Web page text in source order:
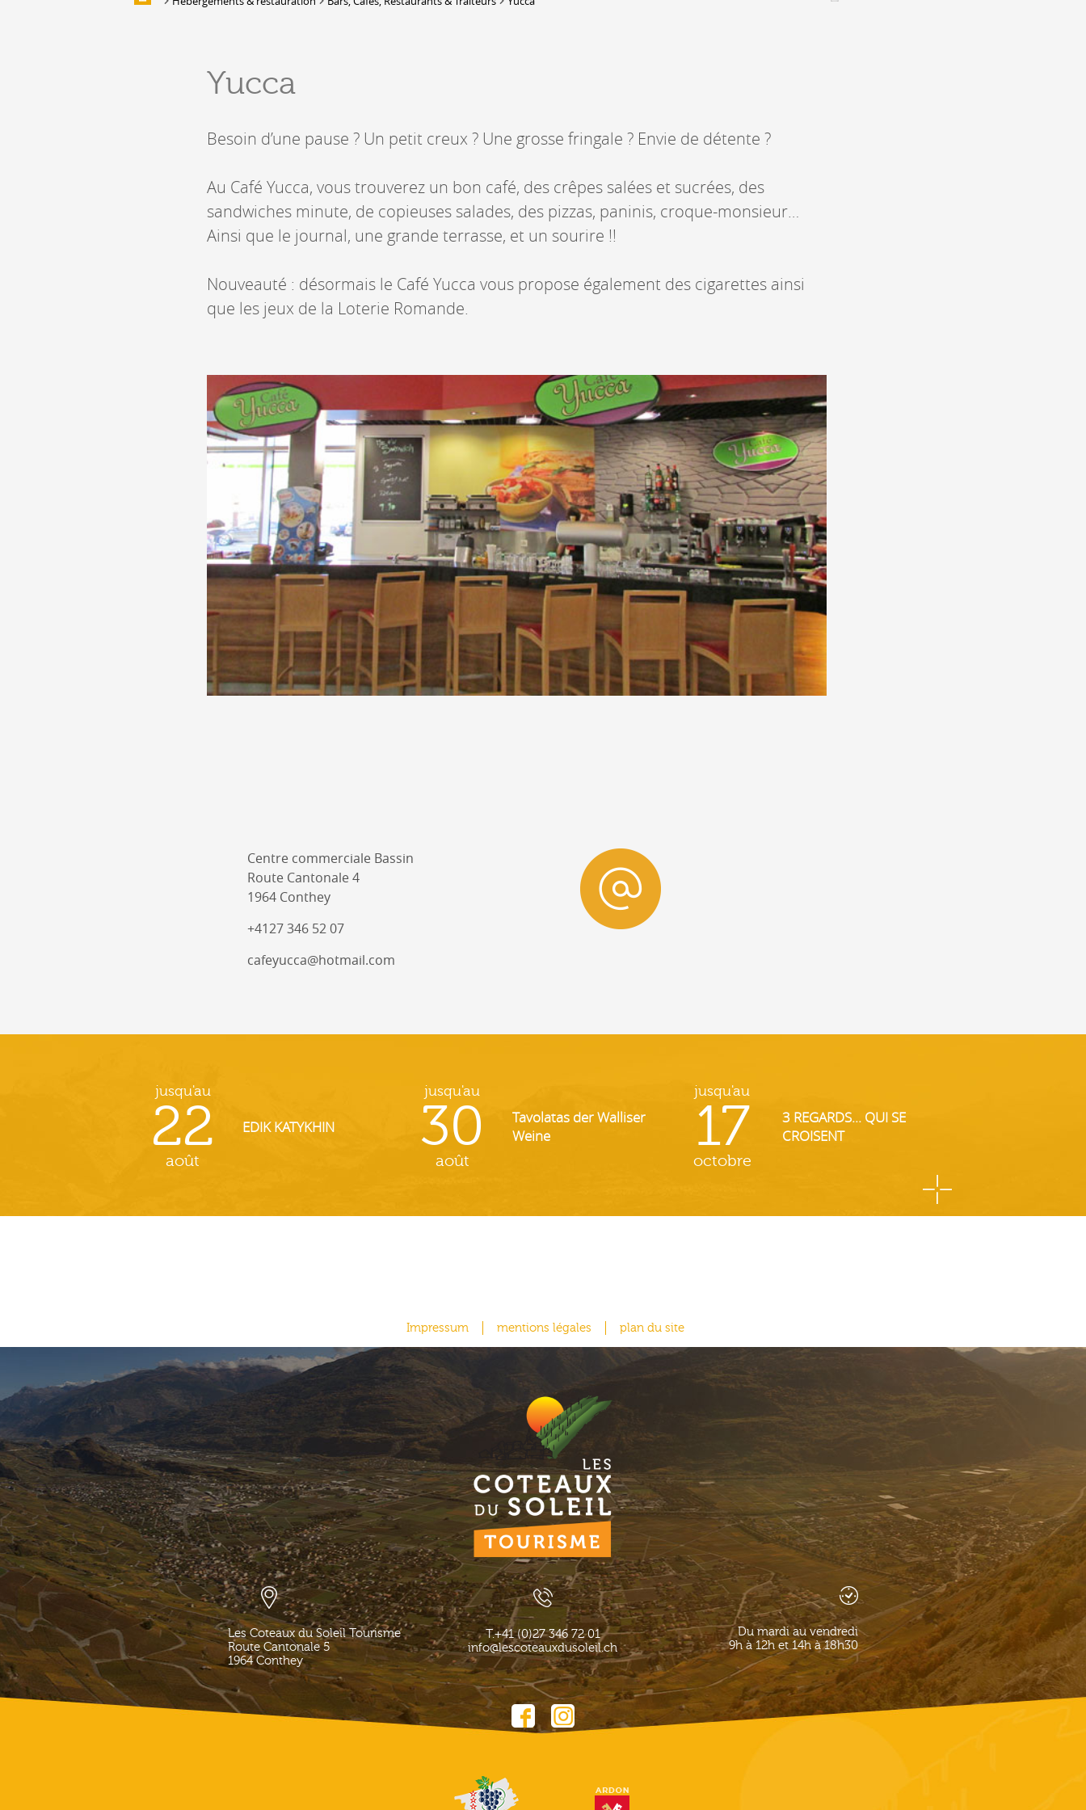
HÉBERGEMENTS &
RESTAURATION
Location de salles et de couverts
Caveaux de dégustation
Randonnées
Histoire et légendes
Hébergement
Accès
Annoncer une manifestation
Lire et/ou s'inscrire à la newsletter
Figurer sur notre newsletter
Boîtes à idées
Yucca
Besoin d’une pause ? Un petit creux ? Une grosse fringale ? Envie de détente ?
Au Café Yucca, vous trouverez un bon café, des crêpes salées et sucrées, des
sandwiches minute, de copieuses salades, des pizzas, paninis, croque-monsieur…
Ainsi que le journal, une grande terrasse, et un sourire !!
Nouveauté : désormais le Café Yucca vous propose également des cigarettes ainsi
que les jeux de la Loterie Romande.
Centre commerciale Bassin
Route Cantonale 4
1964 Conthey
+4127 346 52 07
cafeyucca@hotmail.com
jusqu'au
22
août
EDIK KATYKHIN
jusqu'au
30
août
Tavolatas der Walliser
Weine
jusqu'au
17
octobre
3 REGARDS... QUI SE
CROISENT
Impressum mentions légales plan du site
Les Coteaux du Soleil Tourisme
Route Cantonale 5
1964 Conthey
T.+41 (0)27 346 72 01
info@lescoteauxdusoleil.ch
Du mardi au vendredi
9h à 12h et 14h à 18h30